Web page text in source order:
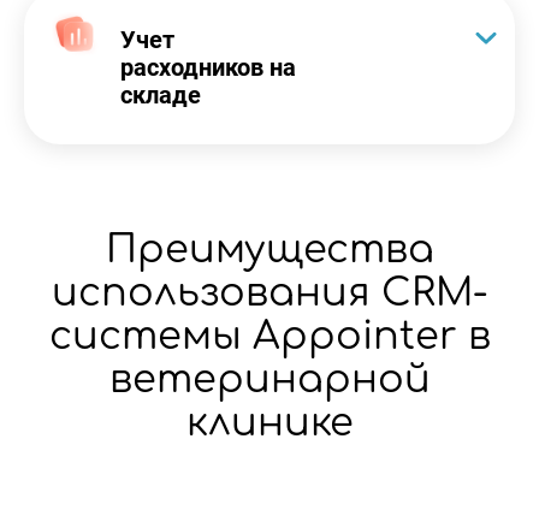
Учет
расходников на
складе
Преимущества
использования CRM-
системы Appointer в
ветеринарной
клинике